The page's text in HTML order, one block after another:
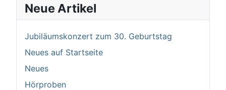
Neue Artikel
Jubiläumskonzert zum 30. Geburtstag
Neues auf Startseite
Neues
Hörproben